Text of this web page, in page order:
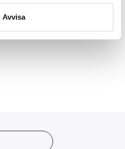
ditt samtycke när som
vi tror att du tycker om. Det
vår trafik och göra
Avvisa